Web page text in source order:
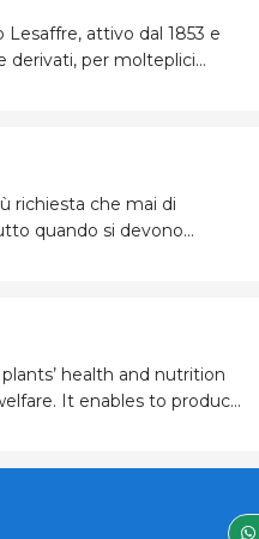
attivo dal 1853 e
derivati, per molteplici
richiesta che mai di
quando si devono
health and nutrition
It enables to produce
environment, with less